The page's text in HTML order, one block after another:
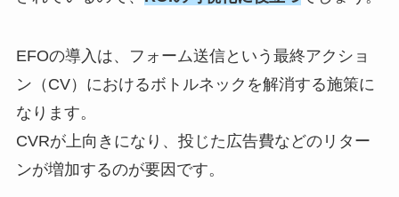
EFOの導入は、フォーム送信という最終アクショ
ン（CV）におけるボトルネックを解消する施策に
なります。
CVRが上向きになり、投じた広告費などのリター
ンが増加するのが要因です。